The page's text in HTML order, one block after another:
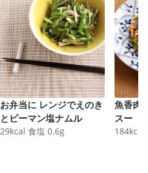
お弁当に レンジでえのき
とピーマン塩ナムル
29kcal 食塩 0.6g
魚香肉
スー
184kcal